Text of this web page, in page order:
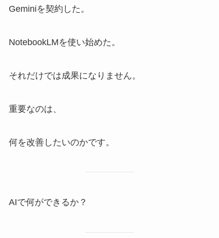
Geminiを契約した。
NotebookLMを使い始めた。
それだけでは成果になりません。
重要なのは、
何を改善したいのかです。
AIで何ができるか？